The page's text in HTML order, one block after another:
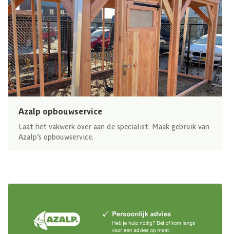
Azalp opbouwservice
Laat het vakwerk over aan de specialist. Maak gebruik van
Azalp’s opbouwservice.